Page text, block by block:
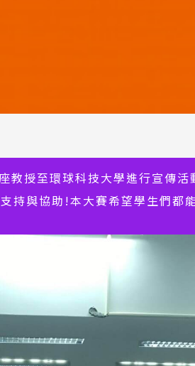
授至環球科技大學進行宣傳
持與協助!本大賽希望學生們都